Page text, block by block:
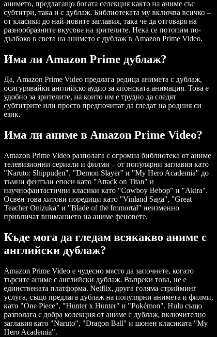
анимето, предлагащо богата селекция както на аниме със
субтитри, така и с дублаж. Библиотеката му включва всичко –
от класики до най-новите заглавия, така че да отговаря на
разнообразните вкусове на зрителите. Нека се потопим по-
дълбоко в света на анимето с дублаж в Amazon Prime Video.
Има ли Amazon Prime дублаж?
Да, Amazon Prime Video предлага редица анимета с дублаж,
осигурявайки английско аудио за японската анимация. Това е
удобно за зрителите, на които им е трудно да следят
субтитрите или просто предпочитат да гледат на родния си
език.
Има ли аниме в Amazon Prime Video?
Amazon Prime Video разполага с огромна библиотека от аниме
телевизионни сериали и филми – от популярни заглавия като
"Naruto: Shippuden", "Demon Slayer" и "My Hero Academia" до
тъмни фентъзи епоси като "Attack on Titan" и
научнофантастични класики като "Cowboy Bebop" и "Akira".
Освен това хитови поредици като "Vinland Saga", "Great
Teacher Onizuka" и "Blade of the Immortal" неизменно
привличат вниманието на аниме феновете.
Къде мога да гледам всякакво аниме с
английски дублаж?
Amazon Prime Video е чудесно място да започнете, когато
търсите аниме с английски дублаж. Въпреки това, не е
единствената платформа. Netflix, друга голяма стрийминг
услуга, също предлага дублаж на популярни анимета и филми,
като "One Piece", "Hunter x Hunter" и "Pokémon". Hulu също
разполага с добра колекция от аниме с дублаж, включително
заглавия като "Naruto", "Dragon Ball" и шонен класиката "My
Hero Academia".